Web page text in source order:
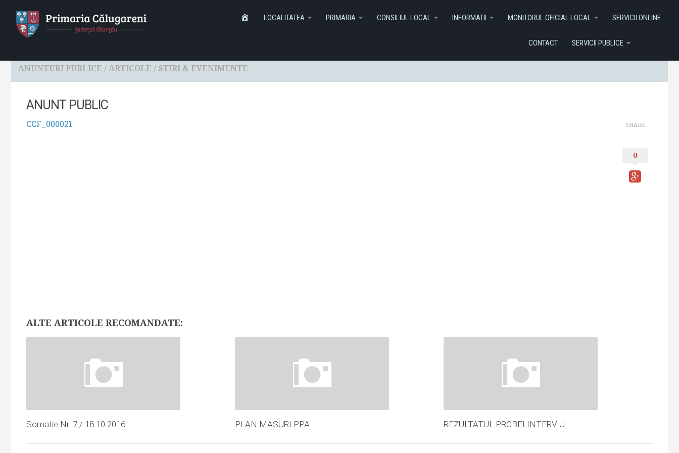
HOMELOCALITATEA PRIMARIA CONSILIUL LOCAL INFORMATII MONITORUL OFICIAL LOCAL SERVICII ONLINE
CONTACT SERVICII PUBLICE
HOMELocalitatea Primaria Informatii Monitorul Oficial Local SERVICII ONLINE Contact Servicii Publice
ANUNTURI PUBLICE / ARTICOLE / STIRI & EVENIMENTE
ANUNT PUBLIC
CCF_000021 SHARE
0
ALTE ARTICOLE RECOMANDATE:
Somatie Nr. 7 / 18.10.2016 PLAN MASURI PPA REZULTATUL PROBEI INTERVIU